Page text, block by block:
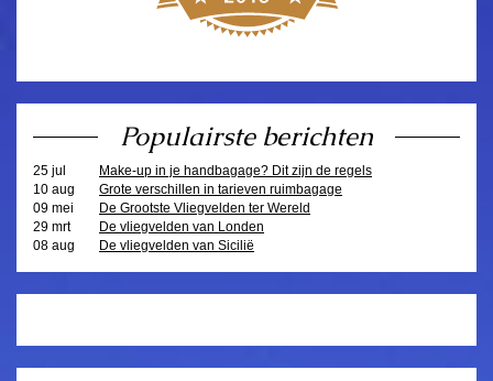
Populairste berichten
25 jul
Make-up in je handbagage? Dit zijn de regels
10 aug
Grote verschillen in tarieven ruimbagage
09 mei
De Grootste Vliegvelden ter Wereld
29 mrt
De vliegvelden van Londen
08 aug
De vliegvelden van Sicilië